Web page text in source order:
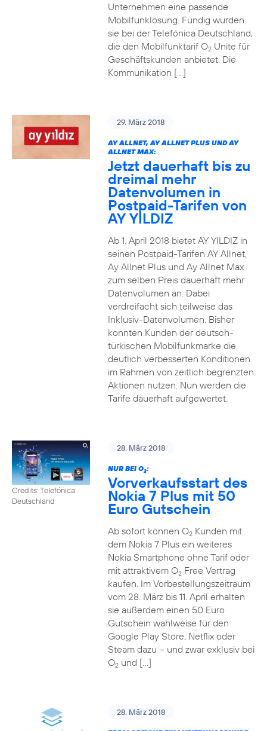
Unternehmen eine passende
Mobilfunklösung. Fündig wurden
sie bei der Telefónica Deutschland,
die den Mobilfunktarif O2Unite für
Geschäftskunden anbietet. Die
Kommunikation […]
29. März 2018
AY ALLNET, AY ALLNET PLUS UND AY
ALLNET MAX:
Jetzt dauerhaft bis zu
dreimal mehr
Datenvolumen in
Postpaid-Tarifen von
AY YILDIZ
Ab 1. April 2018 bietet AY YILDIZ in
seinen Postpaid-Tarifen AY Allnet,
Ay Allnet Plus und Ay Allnet Max
zum selben Preis dauerhaft mehr
Datenvolumen an. Dabei
verdreifacht sich teilweise das
Inklusiv-Datenvolumen. Bisher
konnten Kunden der deutsch-
türkischen Mobilfunkmarke die
deutlich verbesserten Konditionen
im Rahmen von zeitlich begrenzten
Aktionen nutzen. Nun werden die
Tarife dauerhaft aufgewertet.
Credits: Telefónica
Deutschland
28. März 2018
NUR BEI O2:
Vorverkaufsstart des
Nokia 7 Plus mit 50
Euro Gutschein
Ab sofort können O2Kunden mit
dem Nokia 7 Plus ein weiteres
Nokia Smartphone ohne Tarif oder
mit attraktivem O2Free Vertrag
kaufen. Im Vorbestellungszeitraum
vom 28. März bis 11. April erhalten
sie außerdem einen 50 Euro
Gutschein wahlweise für den
Google Play Store, Netflix oder
Steam dazu – und zwar exklusiv bei
O2und […]
28. März 2018